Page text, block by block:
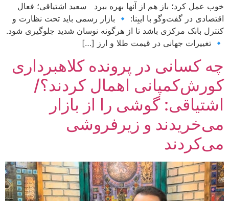
خوب عمل کرد؛ باز هم از آنها بهره ببرد سعید اشتیاقی؛ فعال
اقتصادی در گفت‌وگو با ایبِنا: 🔹 بازار رسمی باید تحت نظارت و
کنترل بانک مرکزی باشد تا از هرگونه نوسان شدید جلوگیری شود.
🔹 تغییرات جهانی در قیمت طلا و ارز […]
چه کسانی در پرونده کلاهبرداری
کورش‌کمپانی اهمال کردند؟/
اشتیاقی: گوشی را از بازار
می‌خریدند و زیرفروشی
می‌کردند